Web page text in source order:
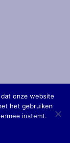
onze website
het gebruiken
instemt.